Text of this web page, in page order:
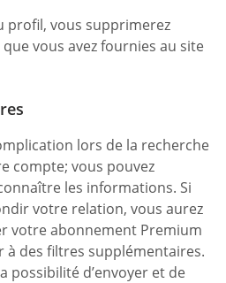
profil, vous supprimerez
vous avez fournies au site
lors de la recherche
compte; vous pouvez
les informations. Si
votre relation, vous aurez
votre abonnement Premium
à des filtres supplémentaires.
possibilité d’envoyer et de